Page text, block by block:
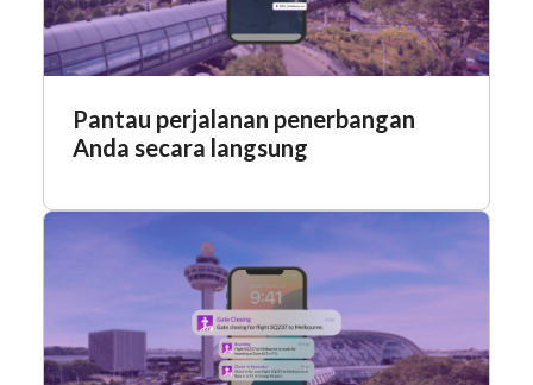
Pantau perjalanan penerbangan
Anda secara langsung